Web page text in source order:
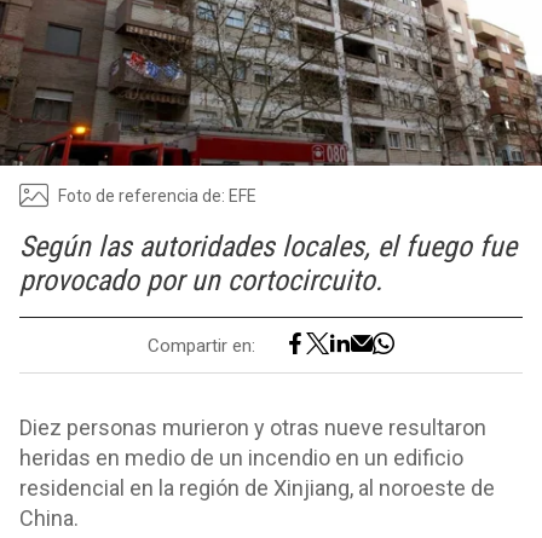
Foto de referencia de: EFE
Según las autoridades locales, el fuego fue
provocado por un cortocircuito.
Compartir en:
Diez personas murieron y otras nueve resultaron
heridas en medio de un incendio en un edificio
residencial en la región de Xinjiang, al noroeste de
China.